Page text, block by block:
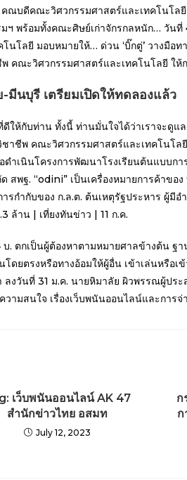
ณบดีคณะวิศวกรรมศาสตร์และเทคโนโล
พร้อมทั้งคณะศิษย์เก่าจักรกลหนัก… วันที่
ลยี มอบหมายให้… ด่วน ‘บิ๊กตู่’ วางมือท
คณะวิศวกรรมศาสตร์และเทคโนโลยี ให้
นบุรี เตรียมเปิดให้ทดลองแล้ว
ให้กับท่าน ทั้งนี้ ท่านมั่นใจได้ว่าเราจะดู
าชีพ คณะวิศวกรรมศาสตร์และเทคโนโล
เนินโครงการพัฒนาโรงเรียนต้นแบบกา
สพฐ. “odini” เป็นเครื่องหมายการค้าข
กำกับของ ก.ล.ต. ต้นเหตุรัฐประหาร ผู้มี
ล้าน | เที่ยงทันข่าว | 11 ก.ค.
ตกเป็นผู้ต้องหาตามหมายศาลข้างต้น ฐ
ยตรงหรือทางอ้อมให้ผู้อื่น เข้าเล่นหรือ
งวันที่ 31 ม.ค. นายหิมาลัย ผิวพรรณผู้ปร
ามสนใจ เรื่องเว็บพนันออนไลน์และการ
เว็บพนันออนไลน์ AK 47
สำนักข่าวไทย อสมท
July 12, 2023
ก